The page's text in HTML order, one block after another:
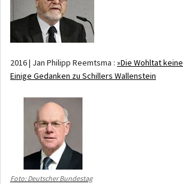
2016 | Jan Philipp Reemtsma : »Die Wohltat
Einige Gedanken zu Schillers Wallenstein
Foto: Deutscher Bundestag